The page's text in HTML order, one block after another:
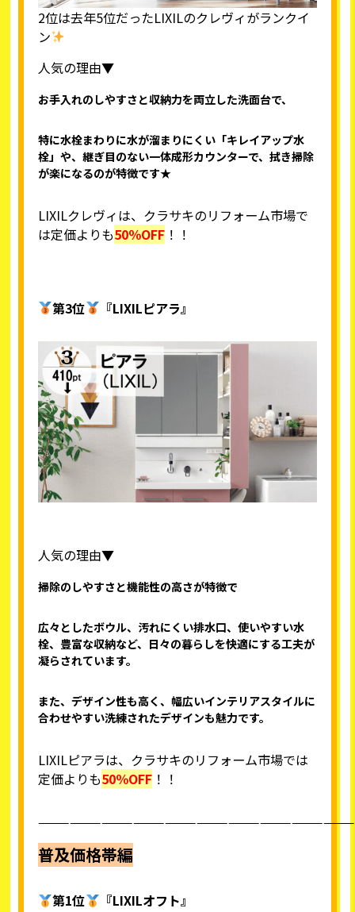
2位は去年5位だったLIXILのクレヴィがランクイ
ン
人気の理由▼
お手入れのしやすさと収納力を両立した洗面台で、
特に水栓まわりに水が溜まりにくい「キレイアップ水
栓」や、継ぎ目のない一体成形カウンターで、拭き掃除
が楽になるのが特徴です★
LIXILクレヴィは、クラサキのリフォーム市場で
は定価よりも50％OFF ！！
第3位 『LIXILピアラ』
人気の理由▼
掃除のしやすさと機能性の高さが特徴で
広々としたボウル、汚れにくい排水口、使いやすい水
栓、豊富な収納など、日々の暮らしを快適にする工夫が
凝らされています。
また、デザイン性も高く、幅広いインテリアスタイルに
合わせやすい洗練されたデザインも魅力です。
LIXILピアラは、クラサキのリフォーム市場では
定価よりも50％OFF ！！
普及価格帯編
第1位 『LIXILオフト』